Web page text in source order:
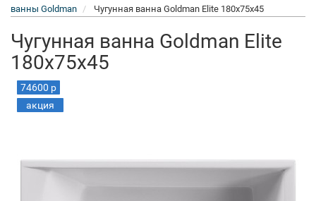
ванны Goldman
Чугунная ванна Goldman Elite 180x75x45
Чугунная ванна Goldman Elite
180x75x45
74600 р
акция